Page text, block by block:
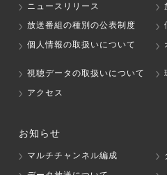
ニュースリリース
放送番組の種別の公表制度
個人情報の取扱いについて
視聴データの取扱いについて
アクセス
お知らせ
マルチチャンネル編成